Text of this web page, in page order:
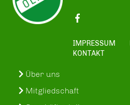
IMPRESSUM
KONTAKT
Über uns
Mitgliedschaft